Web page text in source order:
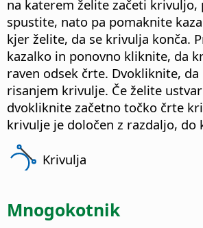
na katerem želite začeti krivuljo,
spustite, nato pa pomaknite
kjer želite, da se krivulja konča.
kazalko in ponovno kliknite, da
raven odsek črte. Dvokliknite, da
risanjem krivulje. Če želite
dvokliknite začetno točko črte
krivulje je določen z razdaljo, do
Krivulja
Mnogokotnik